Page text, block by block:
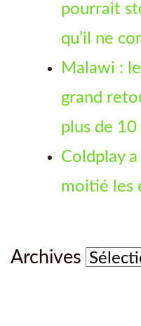
pourrait
qu’il ne
Malawi :
grand
plus de 10
Coldplay
moitié les
Archives Archives